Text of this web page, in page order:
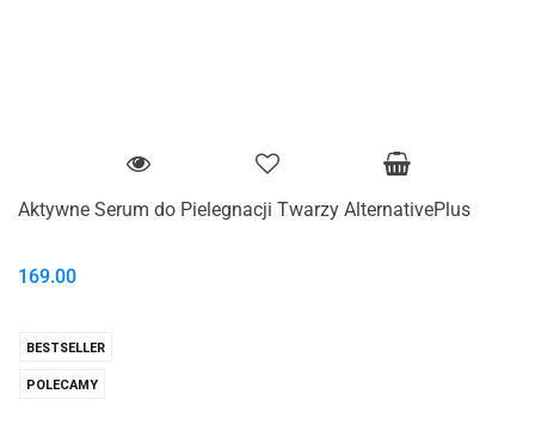
Aktywne Serum do Pielegnacji Twarzy AlternativePlus
169.00
BESTSELLER
POLECAMY